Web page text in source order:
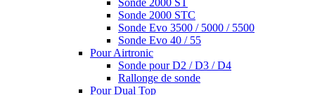
Sonde 2000 ST
Sonde 2000 STC
Sonde Evo 3500 / 5000 / 5500
Sonde Evo 40 / 55
Pour Airtronic
Sonde pour D2 / D3 / D4
Rallonge de sonde
Pour Dual Top